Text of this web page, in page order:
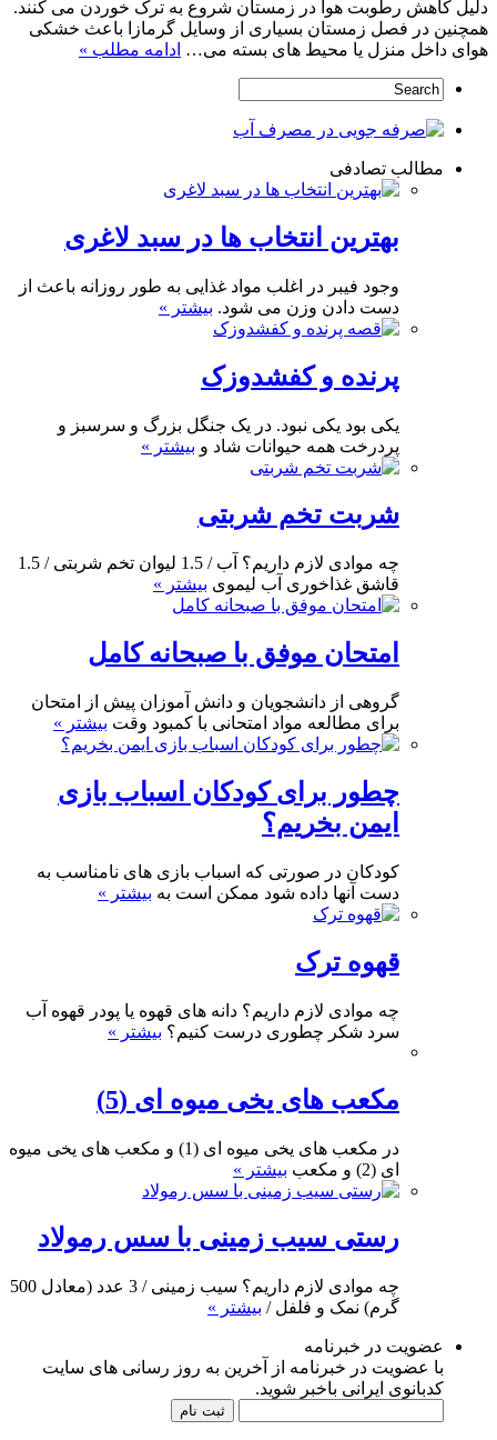
دلیل کاهش رطوبت هوا در زمستان شروع به ترک خوردن می کنند.
همچنین در فصل زمستان بسیاری از وسایل گرمازا باعث خشکی
هوای داخل منزل یا محیط های بسته می… ادامه مطلب »
مطالب تصادفی
بهترین انتخاب ها در سبد لاغری
وجود فیبر در اغلب مواد غذایی به طور روزانه باعث از
دست دادن وزن می شود. بیشتر »
پرنده و کفشدوزک
یکی بود یکی نبود. در یک جنگل بزرگ و سرسبز و
پردرخت همه حیوانات شاد و بیشتر »
شربت تخم شربتی
چه موادی لازم داریم؟ آب / 1.5 لیوان تخم شربتی / 1.5
قاشق غذاخوری آب لیموی بیشتر »
امتحان موفق با صبحانه کامل
گروهی از دانشجویان و دانش آموزان پیش از امتحان
برای مطالعه مواد امتحانی با کمبود وقت بیشتر »
چطور برای کودکان اسباب بازی
ایمن بخریم؟
کودکان در صورتی که اسباب بازی های نامناسب به
دست آنها داده شود ممکن است به بیشتر »
قهوه ترک
چه موادی لازم داریم؟ دانه های قهوه یا پودر قهوه آب
سرد شکر چطوری درست کنیم؟ بیشتر »
مکعب های یخی میوه ای (5)
در مکعب های یخی میوه ای (1) و مکعب های یخی میوه
ای (2) و مکعب
بیشتر »
رستی سیب زمینی با سس رمولاد
چه موادی لازم داریم؟ سیب زمینی / 3 عدد (معادل 500
گرم) نمک و فلفل / بیشتر »
عضویت در خبرنامه
با عضویت در خبرنامه از آخرین به روز رسانی های سایت
کدبانوی ایرانی باخبر شوید.